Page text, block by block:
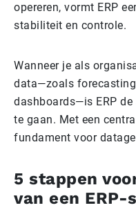
opereren, vormt ERP
stabiliteit en controle.
Wanneer je als
data—zoals
dashboards—is ERP
te gaan. Met een
fundament voor
5 stappen
van een ERP-